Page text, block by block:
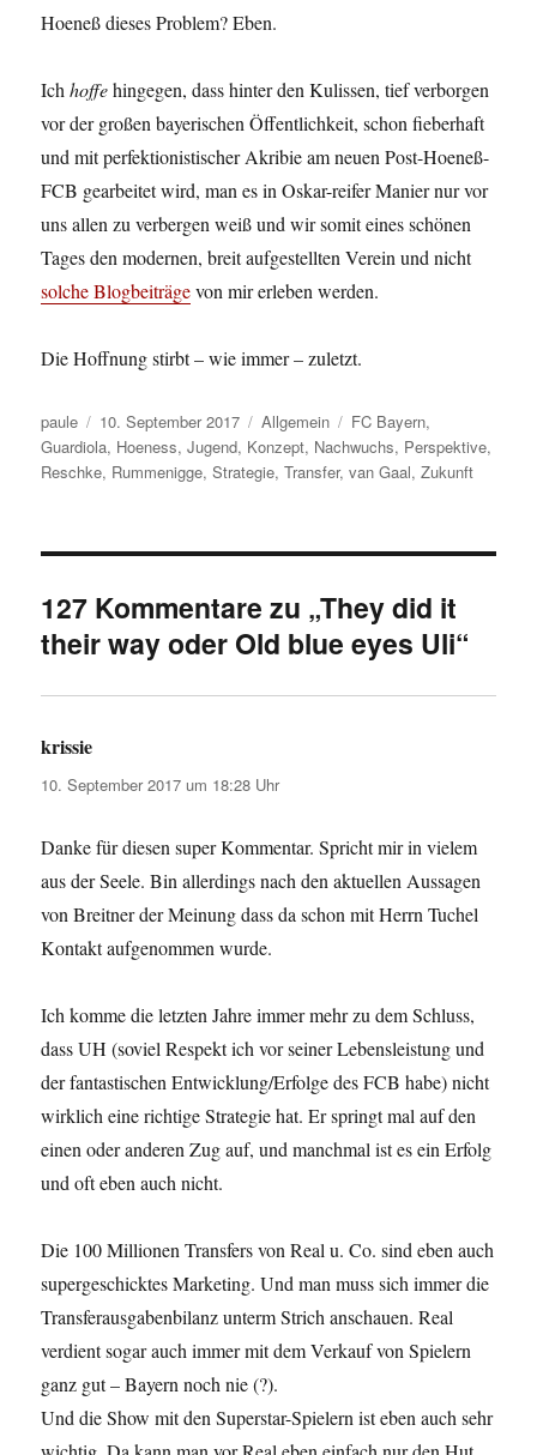
Hoeneß dieses Problem? Eben.
Ichhoffehingegen, dass hinter den Kulissen, tief verborgen
vor der großen bayerischen Öffentlichkeit, schon fieberhaft
und mit perfektionistischer Akribie am neuen Post-Hoeneß-
FCB gearbeitet wird, man es in Oskar-reifer Manier nur vor
uns allen zu verbergen weiß und wir somit eines schönen
Tages den modernen, breit aufgestellten Verein und nicht
solche Blogbeiträgevon mir erleben werden.
Die Hoffnung stirbt – wie immer – zuletzt.
Autor
paule
Veröffentlicht
am
10. September 2017 Kategorien
Allgemein Schlagwörter
FC Bayern,
Guardiola, Hoeness,Jugend, Konzept, Nachwuchs, Perspektive,
Reschke, Rummenigge,Strategie,Transfer,van Gaal,Zukunft
127 Kommentare zu „They did it
their way oder Old blue eyes Uli“
krissie
10. September 2017 um 18:28 Uhr
Danke für diesen super Kommentar. Spricht mir in vielem
aus der Seele. Bin allerdings nach den aktuellen Aussagen
von Breitner der Meinung dass da schon mit Herrn Tuchel
Kontakt aufgenommen wurde.
Ich komme die letzten Jahre immer mehr zu dem Schluss,
dass UH (soviel Respekt ich vor seiner Lebensleistung und
der fantastischen Entwicklung/Erfolge des FCB habe) nicht
wirklich eine richtige Strategie hat. Er springt mal auf den
einen oder anderen Zug auf, und manchmal ist es ein Erfolg
und oft eben auch nicht.
Die 100 Millionen Transfers von Real u. Co. sind eben auch
supergeschicktes Marketing. Und man muss sich immer die
Transferausgabenbilanz unterm Strich anschauen. Real
verdient sogar auch immer mit dem Verkauf von Spielern
ganz gut – Bayern noch nie (?).
Und die Show mit den Superstar-Spielern ist eben auch sehr